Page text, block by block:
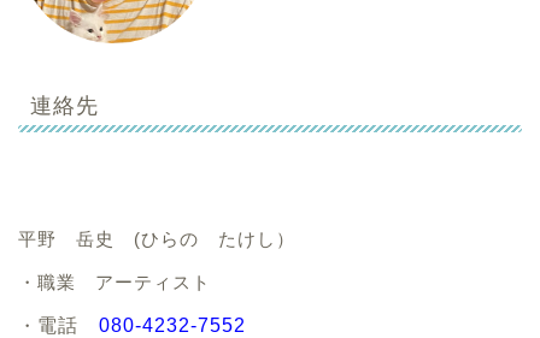
連絡先
平野 岳史 (ひらの たけし）
・職業 アーティスト
・ 電話 080-4232-7552